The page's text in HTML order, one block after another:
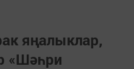
яңалыклар,
«Шәһри